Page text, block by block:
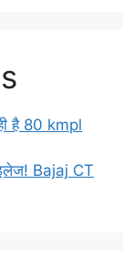
है 80 kmpl
Bajaj CT